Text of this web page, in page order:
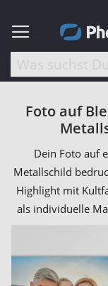
Foto auf
Dein Foto auf
Metallschild
Highlight mit
als individuelle